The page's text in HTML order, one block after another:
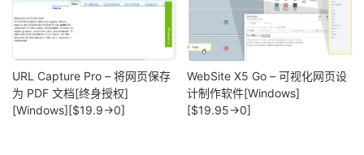
URL Capture Pro – 将网页保存
为 PDF 文档[终身授权]
[Windows][$19.9→0]
WebSite X5 Go – 可视化网页设
计制作软件[Windows]
[$19.95→0]